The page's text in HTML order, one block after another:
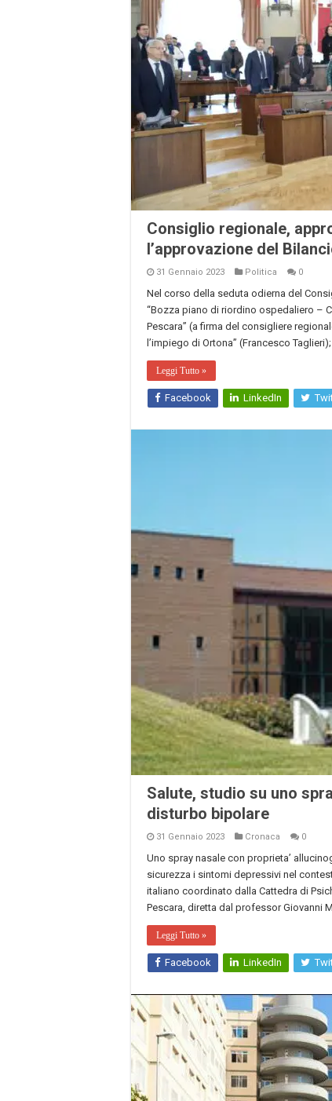
Consiglio regionale,
l’approvazione del
31 Gennaio 2023 Politica 0
Nel corso della seduta odierna del
“Bozza piano di riordino ospedaliero –
Pescara” (a firma del consigliere
l’impiego di Ortona” (Francesco Taglieri);
Leggi Tutto »
Facebook LinkedIn
Salute, studio su uno
disturbo bipolare
31 Gennaio 2023 Cronaca 0
Uno spray nasale con proprieta’
sicurezza i sintomi depressivi nel
italiano coordinato dalla Cattedra di
Pescara, diretta dal professor Giovanni
Leggi Tutto »
Facebook LinkedIn